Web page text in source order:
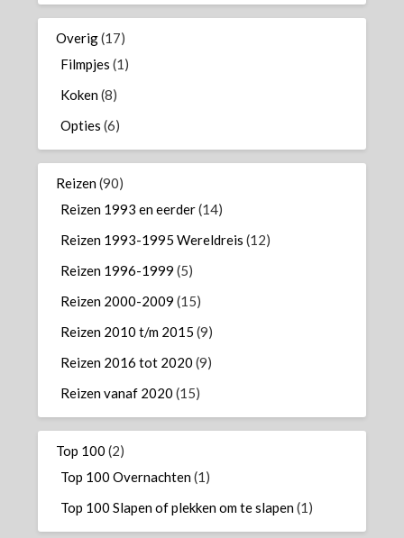
Overig(17)
Filmpjes (1)
Koken(8)
Opties (6)
Reizen(90)
Reizen 1993 en eerder(14)
Reizen 1993-1995 Wereldreis (12)
Reizen 1996-1999 (5)
Reizen 2000-2009 (15)
Reizen 2010 t/m 2015 (9)
Reizen 2016 tot 2020 (9)
Reizen vanaf 2020 (15)
Top 100 (2)
Top 100 Overnachten(1)
Top 100 Slapen of plekken om te slapen(1)